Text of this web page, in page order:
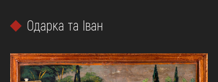
ВІДВІДАТИ
НАВЧИТИСЯ
ПОСЛУГИ
Одарка та Іван